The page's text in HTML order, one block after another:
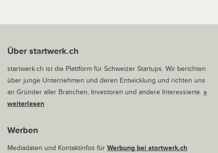
Über startwerk.ch
startwerk.ch ist die Plattform für Schweizer Startups. Wir berichten
über junge Unternehmen und deren Entwicklung und richten uns
an Gründer aller Branchen, Investoren und andere Interessierte. »
weiterlesen
Werben
Mediadaten und Kontaktinfos für Werbung bei startwerk.ch